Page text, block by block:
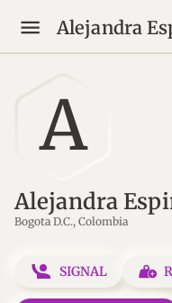
Alejandra
A
Alejandra
Bogota D.C., Colombia
SIGNAL